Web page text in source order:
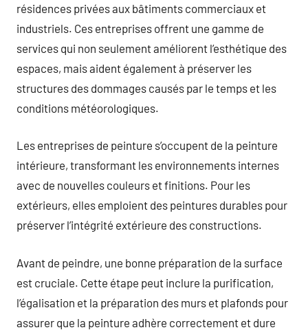
résidences privées aux bâtiments commerciaux et
industriels. Ces entreprises offrent une gamme de
services qui non seulement améliorent l’esthétique des
espaces, mais aident également à préserver les
structures des dommages causés par le temps et les
conditions météorologiques.
Les entreprises de peinture s’occupent de la peinture
intérieure, transformant les environnements internes
avec de nouvelles couleurs et finitions. Pour les
extérieurs, elles emploient des peintures durables pour
préserver l’intégrité extérieure des constructions.
Avant de peindre, une bonne préparation de la surface
est cruciale. Cette étape peut inclure la purification,
l’égalisation et la préparation des murs et plafonds pour
assurer que la peinture adhère correctement et dure